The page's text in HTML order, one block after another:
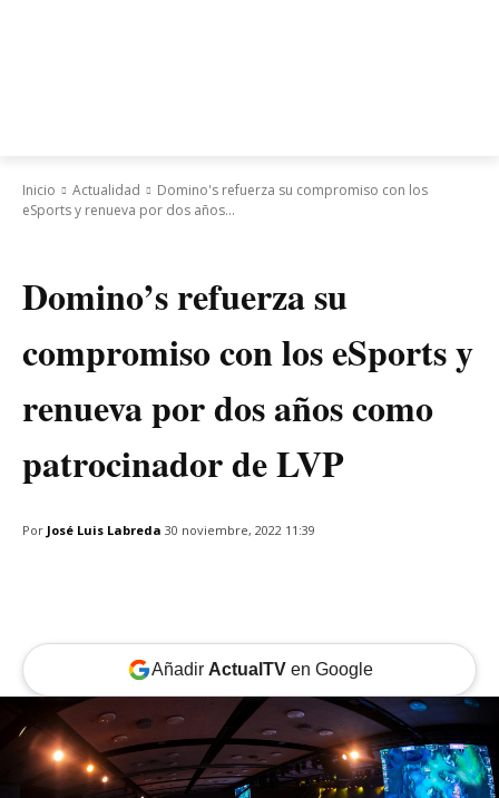
Inicio Actualidad
Domino's refuerza su compromiso con los
eSports y renueva por dos años...
Domino’s refuerza su
compromiso con los eSports y
renueva por dos años como
patrocinador de LVP
Por José Luis Labreda 30 noviembre, 2022 11:39
Añadir ActualTVen Google